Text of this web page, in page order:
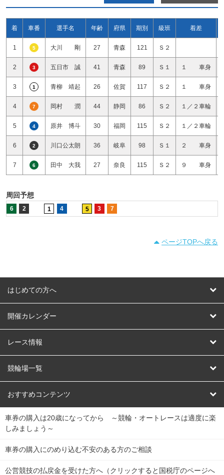
着 車番 選手名 年齢 府県 期別 級班 着差
1 5 大川 剛 27 青森 121 Ｓ２
2 3 五日市 誠 41 青森 89 Ｓ１ １ 車身
3 1 青柳 靖起 26 佐賀 117 Ｓ２ １ 車身
4 7 岡村 潤 44 静岡 86 Ｓ２ １／２車輪
5 4 原井 博斗 30 福岡 115 Ｓ２ １／２車輪
6 2 川口公太朗 36 岐阜 98 Ｓ１ ２ 車身
7 6 田中 大我 27 奈良 115 Ｓ２ ９ 車身
周回予想
6 2 1 4 5 3 7
ページTOPへ戻る
はじめての方へ
はじめての方へ
開催カレンダー
競輪
オートレース
競輪くじ
Dokanto!
チャリロトプラザ
レース情報
レース予想
レース結果
キャリーオーバー一覧
競輪場一覧
北日本 函館競輪場
関
東
弥彦競輪場 前橋競輪場 取手競輪場 宇都宮競輪場
おすすめコンテンツ
競輪選手情報
Perfecta Navi
netkeirin
車券の購入は20歳になってから ～競輪・オートレースは適度に楽
しみましょう～
車券の購入にのめり込む不安のある方のご相談
公営競技の払戻金を受けた方へ（クリックすると国税庁のページへ